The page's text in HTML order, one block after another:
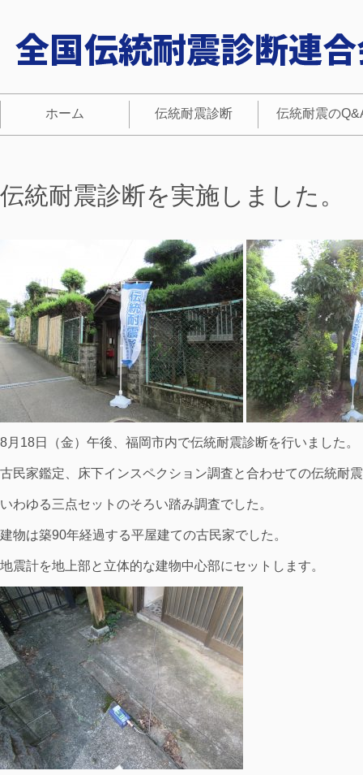
ホーム 伝統耐震診断 伝統耐震の
伝統耐震診断を実施しました。
8月18日（金）午後、福岡市内で伝統耐震診断を行いました。
古民家鑑定、床下インスペクション調査と合わせての伝統耐
いわゆる三点セットのそろい踏み調査でした。
建物は築90年経過する平屋建ての古民家でした。
地震計を地上部と立体的な建物中心部にセットします。